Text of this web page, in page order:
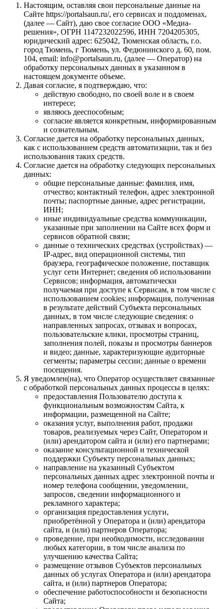
Настоящим, оставляя свои персональные данные на
Сайте https://portalsaun.ru/, его сервисах и поддоменах,
(далее — Сайт), даю свое согласие ООО «Медиа-
решения», ОГРН 1147232022596, ИНН 7204205305,
юридический адрес: 625042, Тюменская область, г.о.
город Тюмень, г Тюмень, ул. Федюнинского д. 60, пом.
104, email: info@portalsaun.ru, (далее — Оператор) на
обработку персональных данных в указанном в
настоящем документе объеме.
Давая согласие, я подтверждаю, что:
действую свободно, по своей воле и в своем
интересе;
являюсь дееспособным;
согласие является конкретным, информированным
и сознательным.
Согласие дается на обработку персональных данных,
как с использованием средств автоматизации, так и без
использования таких средств.
Согласие дается на обработку следующих персональных
данных:
общие персональные данные: фамилия, имя,
отчество; контактный телефон, адрес электронной
почты; паспортные данные, адрес регистрации,
ИНН;
иные индивидуальные средства коммуникации,
указанные при заполнении на Сайте всех форм и
сервисов обратной связи;
данные о технических средствах (устройствах) —
IP-адрес, вид операционной системы, тип
браузера, географическое положение, поставщик
услуг сети Интернет; сведения об использовании
Сервисов; информация, автоматически
получаемая при доступе к Сервисам, в том числе с
использованием cookies; информация, полученная
в результате действий Субъекта персональных
данных, в том числе следующие сведения: о
направленных запросах, отзывах и вопросах,
пользовательские клики, просмотры страниц,
заполнения полей, показы и просмотры баннеров
и видео; данные, характеризующие аудиторные
сегменты; параметры сессии; данные о времени
посещения.
Я уведомлен(на), что Оператор осуществляет связанные
с обработкой персональных данных процессы в целях:
предоставления Пользователю доступа к
функциональным возможностям Сайта, к
информации, размещенной на Сайте;
оказания услуг, выполнения работ, продажи
товаров, реализуемых через Сайт, Оператором и
(или) арендатором сайта и (или) его партнерами;
оказание консультационной и технической
поддержки Субъекту персональных данных;
направление на указанный Субъектом
персональных данных адрес электронной почты и
номер телефона сообщении, уведомлении,
запросов, сведении информационного и
рекламного характера;
организация предоставления услуги,
приобретённой у Оператора и (или) арендатора
сайта, и (или) партнеров Оператора;
проведение, при необходимости, исследовании
любых категории, в том числе анализа по
улучшению качества Сайта;
размещение отзывов Субъектов персональных
данных об услугах Оператора и (или) арендатора
сайта, и (или) партнеров Оператора;
обеспечение работоспособности и безопасности
Сайта;